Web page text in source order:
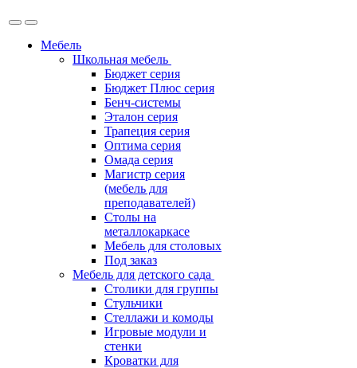
Мебель
Школьная мебель
Бюджет серия
Бюджет Плюс серия
Бенч-системы
Эталон серия
Трапеция серия
Оптима серия
Омада серия
Магистр серия
(мебель для
преподавателей)
Столы на
металлокаркасе
Мебель для столовых
Под заказ
Мебель для детского сада
Столики для группы
Стульчики
Стеллажи и комоды
Игровые модули и
стенки
Кроватки для